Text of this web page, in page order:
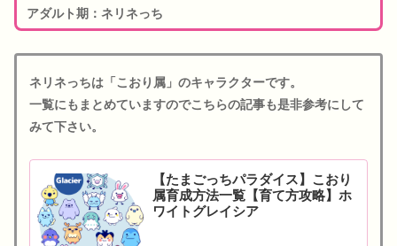
アダルト期：ネリネっち
ネリネっちは「こおり属」のキャラクターです。
一覧にもまとめていますのでこちらの記事も是非参考にして
みて下さい。
【たまごっちパラダイス】こおり
属育成方法一覧【育て方攻略】ホ
ワイトグレイシア